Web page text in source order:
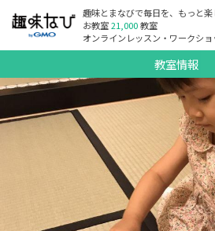
趣味とまなびで毎日を、もっと楽
お教室21,000教室
オンラインレッスン・ワークシ
教室情報